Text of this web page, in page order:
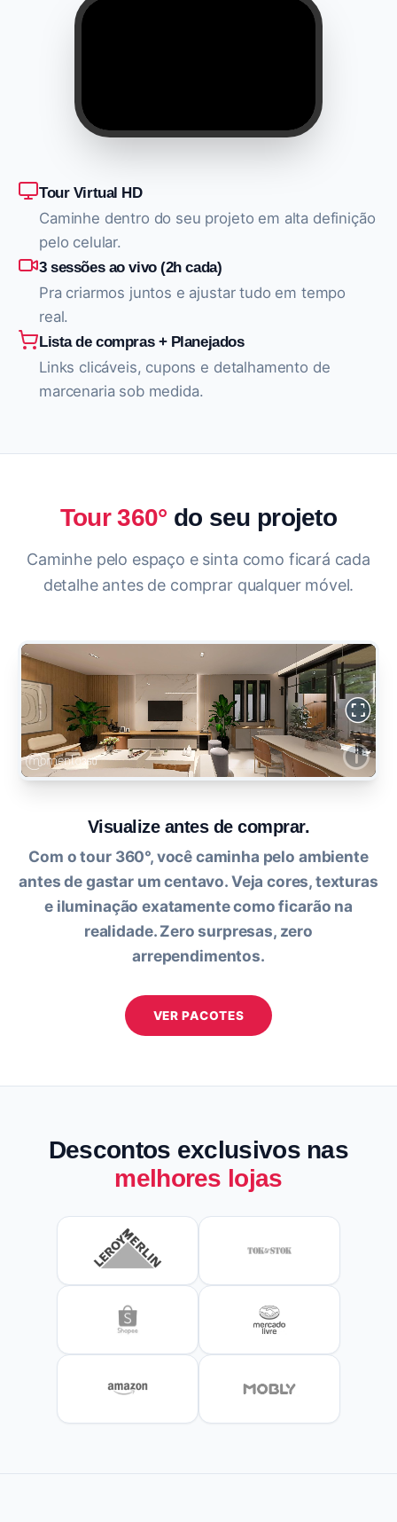
Tour Virtual HD
Caminhe dentro do seu projeto em alta definição
pelo celular.
3 sessões ao vivo (2h cada)
Pra criarmos juntos e ajustar tudo em tempo
real.
Lista de compras + Planejados
Links clicáveis, cupons e detalhamento de
marcenaria sob medida.
Tour 360° do seu projeto
Caminhe pelo espaço e sinta como ficará cada
detalhe antes de comprar qualquer móvel.
Visualize antes de comprar.
Com o tour 360°, você caminha pelo ambiente
antes de gastar um centavo. Veja cores, texturas
e iluminação exatamente como ficarão na
realidade. Zero surpresas, zero
arrependimentos.
VER PACOTES
Descontos exclusivos nas
melhores lojas